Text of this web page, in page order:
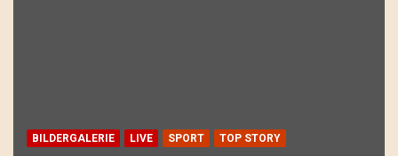
BILDERGALERIE LIVE SPORT TOP STORY